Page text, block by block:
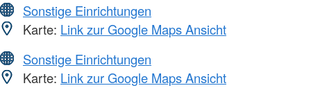
Sonstige Einrichtungen
Karte: Link zur Google Maps Ansicht
Sonstige Einrichtungen
Karte: Link zur Google Maps Ansicht